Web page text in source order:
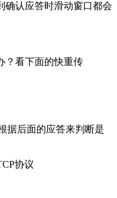
确认应答时滑动窗口都会
？看下面的快重传
据后面的应答来判断是